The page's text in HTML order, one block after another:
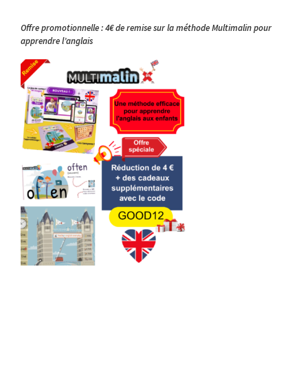
Offre promotionnelle : 4€ de remise sur la méthode Multimalin pour
apprendre l’anglais